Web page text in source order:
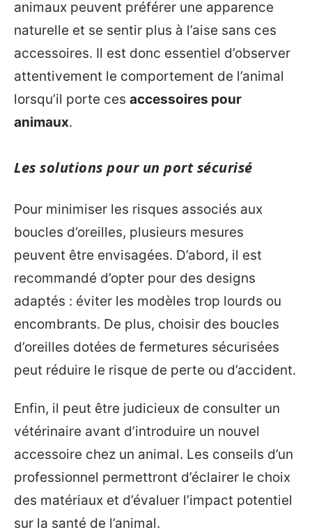
animaux peuvent préférer une apparence
naturelle et se sentir plus à l’aise sans ces
accessoires. Il est donc essentiel d’observer
attentivement le comportement de l’animal
lorsqu’il porte ces accessoires pour
animaux.
Les solutions pour un port sécurisé
Pour minimiser les risques associés aux
boucles d’oreilles, plusieurs mesures
peuvent être envisagées. D’abord, il est
recommandé d’opter pour des designs
adaptés : éviter les modèles trop lourds ou
encombrants. De plus, choisir des boucles
d’oreilles dotées de fermetures sécurisées
peut réduire le risque de perte ou d’accident.
Enfin, il peut être judicieux de consulter un
vétérinaire avant d’introduire un nouvel
accessoire chez un animal. Les conseils d’un
professionnel permettront d’éclairer le choix
des matériaux et d’évaluer l’impact potentiel
sur la santé de l’animal.